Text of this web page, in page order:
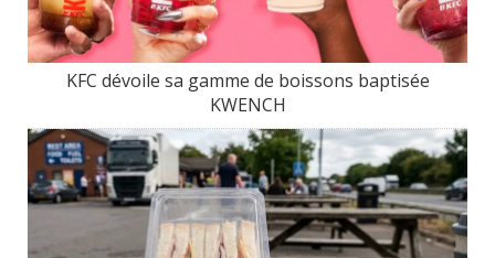
KFC dévoile sa gamme de boissons baptisée
KWENCH